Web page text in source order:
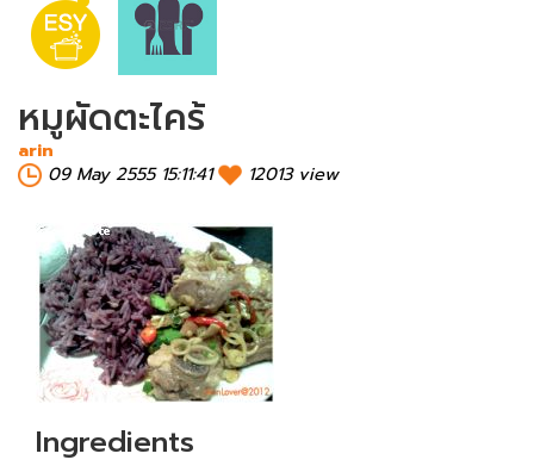
หมูผัดตะไคร้
arin
09 May 2555 15:11:41
12013 view
Ingredients